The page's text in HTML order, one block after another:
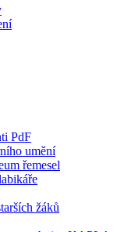
PdF
umění
řemesel
žáků